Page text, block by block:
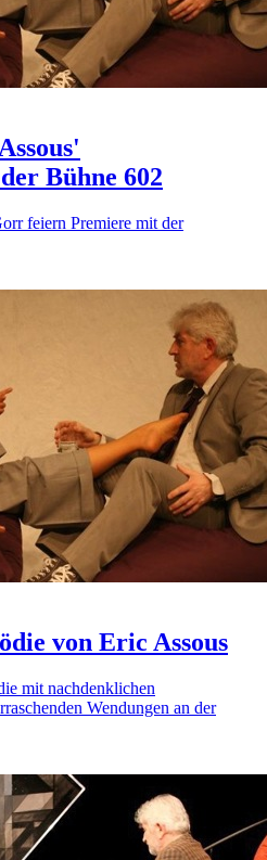
Bühne 602
feiern Premiere mit der
von Eric Assous
mit nachdenklichen
Wendungen an der